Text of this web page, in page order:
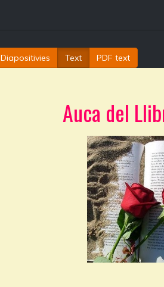
Diapositivies Text PDF text
Auca del